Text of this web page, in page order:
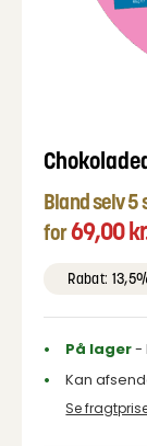
Bland selv 5
for69,00
Rabat:
På lager-
Kan
Se